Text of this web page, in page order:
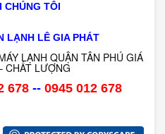
CHÚNG TÔI
LẠNH LÊ GIA PHÁT
LẠNH QUẬN TÂN PHÚ GIÁ
CHẤT LƯỢNG
678 --0945 012 678